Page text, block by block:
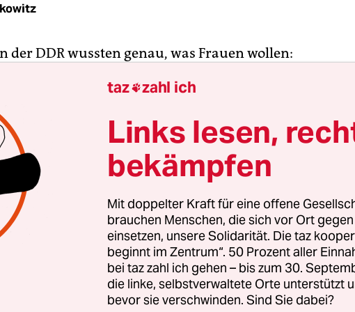
der DDR wussten genau, was Frauen wollen:
der Frau“, erklärt der Ausbilder den angehenden
Spionen. „Blicken sie ihr vor allem ins linke Auge.
führt ein direkter Draht zur weiblichen Emotion.“
gibt es gleich in der ersten Szene des
gleiche Himmel“zu hören. Hält man das anfangs
Auseinandersetzung mit einem
kann man sich darüber im Laufe der Handlung nicht
sein. Aber dazu später mehr.
beginnt damit, dass der 25-jährige Lars Weber (Tom
Jahr 1974 als sogenannter Romeo-Agent im Dienste des
taz zahl ich
Links lesen,
bekämpfen
Mit doppelter Kraft für eine offene
brauchen Menschen, die sich vor Ort
einsetzen, unsere Solidarität. Die taz
beginnt im Zentrum“. 50 Prozent aller
bei taz zahl ich gehen – bis zum 30.
die linke, selbstverwaltete Orte unterstützt
bevor sie verschwinden. Sind Sie dabei?